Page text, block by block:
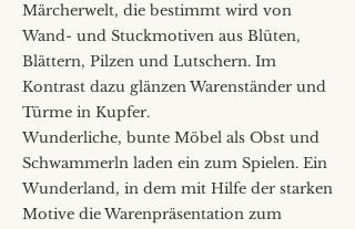
Märcherwelt, die bestimmt wird von
Wand- und Stuckmotiven aus Blüten,
Blättern, Pilzen und Lutschern. Im
Kontrast dazu glänzen Warenständer und
Türme in Kupfer.
Wunderliche, bunte Möbel als Obst und
Schwammerln laden ein zum Spielen. Ein
Wunderland, in dem mit Hilfe der starken
Motive die Warenpräsentation zum